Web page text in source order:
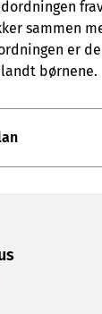
sammen
er
børnene.